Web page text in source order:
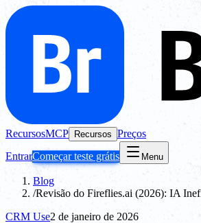
RecursosMCP Recursos Preços
EntrarComeçar teste grátis Menu
Blog
/Revisão do Fireflies.ai (2026): IA
CRM Use2 de janeiro de 2026